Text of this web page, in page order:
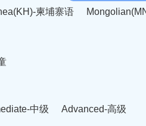
柬埔寨语
中级 Advanced-高级